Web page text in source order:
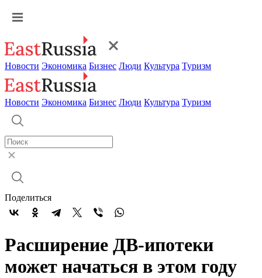
Новости Экономика Бизнес Люди Культура Туризм
Новости Экономика Бизнес Люди Культура Туризм
Поделиться
Расширение ДВ-ипотеки
может начаться в этом году